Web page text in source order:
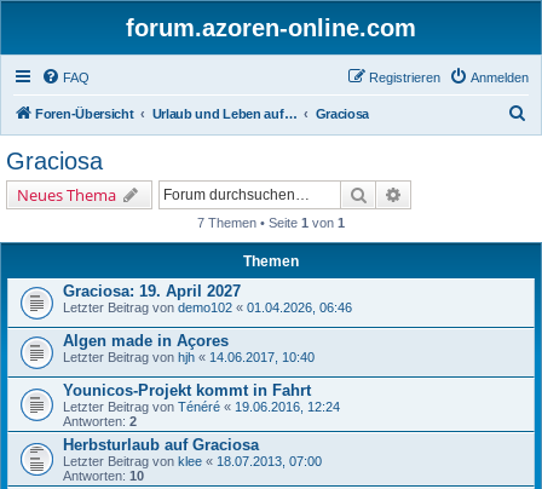
forum.azoren-online.com
FAQ Anmelden
Registrieren
Foren-Übersicht Urlaub und Leben auf den Azoren - Insel für Insel Graciosa
Graciosa
Neues Thema Suche
7 Themen • Seite 1 von 1
Themen
Graciosa: 19. April 2027
Letzter Beitrag von demo102 « 01.04.2026, 06:46
Algen made in Açores
Letzter Beitrag von hjh « 14.06.2017, 10:40
Younicos-Projekt kommt in Fahrt
Letzter Beitrag von Ténéré « 19.06.2016, 12:24
Antworten: 2
Herbsturlaub auf Graciosa
Letzter Beitrag von klee « 18.07.2013, 07:00
Antworten: 10